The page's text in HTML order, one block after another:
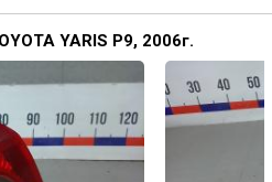
YARIS P9, 2006г.